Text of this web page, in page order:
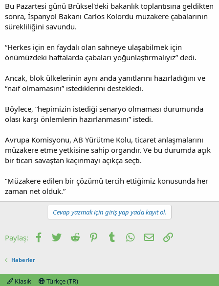
Bu Pazartesi günü Brüksel'deki bakanlık toplantısına geldikten
sonra, İspanyol Bakanı Carlos Kolordu müzakere çabalarının
sürekliliğini savundu.
“Herkes için en faydalı olan sahneye ulaşabilmek için
önümüzdeki haftalarda çabaları yoğunlaştırmalıyız” dedi.
Ancak, blok ülkelerinin aynı anda yanıtlarını hazırladığını ve
“naif olmamasını” istediklerini destekledi.
Böylece, “hepimizin istediği senaryo olmaması durumunda
olası karşı önlemlerin hazırlanmasını” istedi.
Avrupa Komisyonu, AB Yürütme Kolu, ticaret anlaşmalarını
müzakere etme yetkisine sahip organdır. Ve bu durumda açık
bir ticari savaştan kaçınmayı açıkça seçti.
“Müzakere edilen bir çözümü tercih ettiğimiz konusunda her
zaman net olduk.”
Cevap yazmak için giriş yap yada kayıt ol.
Paylaş: Facebook
TwitterReddit PinterestTumblrWhatsApp
E-postaLink
Haberler
Klasik
Türkçe (TR)